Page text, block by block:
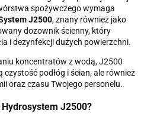
spożywczego wymaga
J2500, znany również jako
dozownik ścienny, który
i dezynfekcji dużych powierzchni.
koncentratów z wodą, J2500
podłóg i ścian, ale również
oraz czasu Twojego personelu.
J2500?